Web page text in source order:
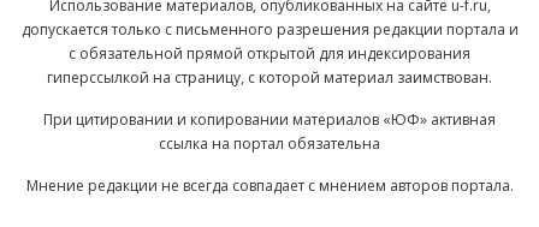
Использование материалов, опубликованных на сайте u-f.ru,
допускается только с письменного разрешения редакции портала и
с обязательной прямой открытой для индексирования
гиперссылкой на страницу, с которой материал заимствован.
При цитировании и копировании материалов «ЮФ» активная
ссылка на портал обязательна
Мнение редакции не всегда совпадает с мнением авторов портала.